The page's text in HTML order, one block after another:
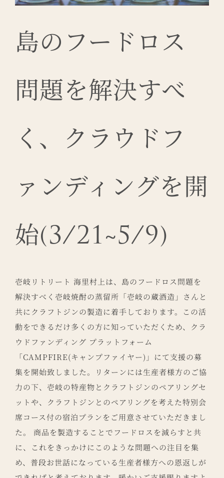
販
開
島のフードロス
問題を解決すべ
く、クラウドフ
ァンディングを開
始(3/21~5/9)
壱岐リトリート 海里村上は、島のフードロス問題を
解決すべく壱岐焼酎の蒸留所「壱岐の蔵酒造」さんと
共にクラフトジンの製造に着手しております。この活
動をできるだけ多くの方に知っていただくため、クラ
ウドファンディング プラットフォーム
「CAMPFIRE(キャンプファイヤー)」にて支援の募
集を開始致しました。リターンには生産者様方のご協
力の下、壱岐の特産物とクラフトジンのペアリングセ
ットや、クラフトジンとのペアリングを考えた特別会
席コース付の宿泊プランをご用意させていただきまし
た。 商品を製造することでフードロスを減らすと共
に、これをきっかけにこのような問題への注目を集
め、普段お世話になっている生産者様方への恩返しが